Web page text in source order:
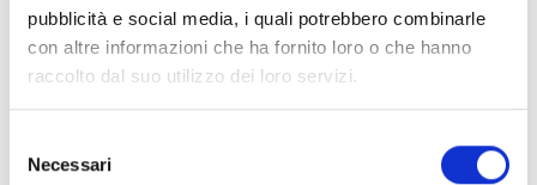
pubblicità e social media, i quali potrebbero combinarle
con altre informazioni che ha fornito loro o che hanno
raccolto dal suo utilizzo dei loro servizi.
delNecessari
WEBCC
l’autenticità delle Briccole di
Minimalismo con carattere: il
progetto living che valorizza il